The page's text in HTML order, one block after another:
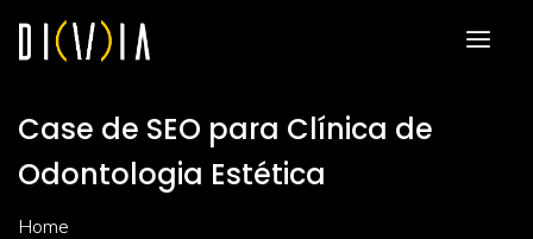
Case de SEO para Clínica de
Odontologia Estética
Home